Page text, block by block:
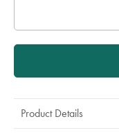
Product Details